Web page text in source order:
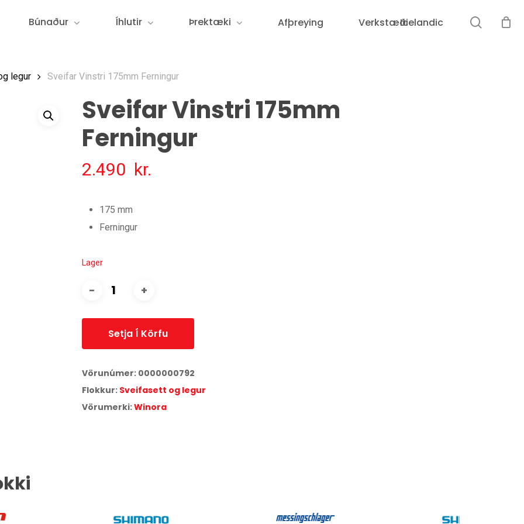
Búnaður Íhlutir Þrektæki Afþreying VerkstæðiIcelandic
legur Sveifar Vinstri 175mm Ferningur
Sveifar Vinstri 175mm
Ferningur
2.490 kr.
175 mm
Ferningur
Lager
Setja Í Körfu
Vörunúmer: 0000000792
Flokkur: Sveifasett og legur
Vörumerki:Winora